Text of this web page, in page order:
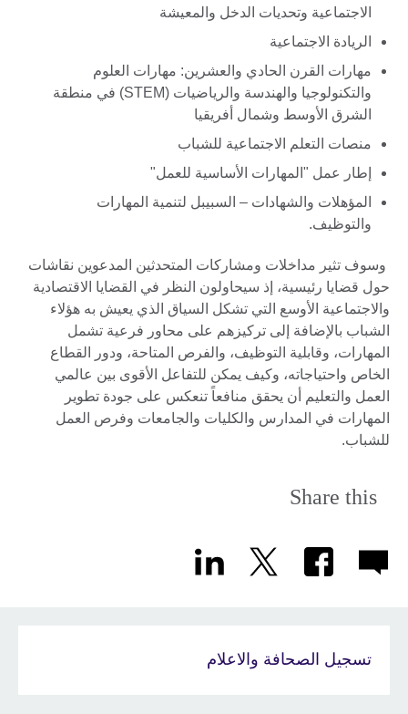
الاجتماعية وتحديات الدخل والمعيشة
الريادة الاجتماعية
مهارات القرن الحادي والعشرين: مهارات العلوم
والتكنولوجيا والهندسة والرياضيات (STEM) في منطقة
الشرق الأوسط وشمال أفريقيا
منصات التعلم الاجتماعية للشباب
إطار عمل "المهارات الأساسية للعمل"
المؤهلات والشهادات – السبيبل لتنمية المهارات
والتوظيف.
وسوف تثير مداخلات ومشاركات المتحدثين المدعوين نقاشات
حول قضايا رئيسية، إذ سيحاولون النظر في القضايا الاقتصادية
والاجتماعية الأوسع التي تشكل السياق الذي يعيش به هؤلاء
الشباب بالإضافة إلى تركيزهم على محاور فرعية تشمل
المهارات، وقابلية التوظيف، والفرص المتاحة، ودور القطاع
الخاص واحتياجاته، وكيف يمكن للتفاعل الأقوى بين عالمي
العمل والتعليم أن يحقق منافعاً تنعكس على جودة تطوير
المهارات في المدارس والكليات والجامعات وفرص العمل
للشباب.
Share this
تسجيل الصحافة والاعلام